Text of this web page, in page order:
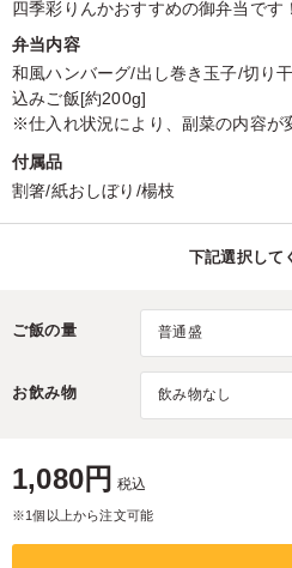
四季彩りんかおすすめの御弁当です！
弁当内容
和風ハンバーグ/出し巻き玉子/切り
込みご飯[約200g]
※仕入れ状況により、副菜の内容が
付属品
割箸/紙おしぼり/楊枝
下記選択して
ご飯の量
お飲み物
1,080円 税込
※1個以上から注文可能